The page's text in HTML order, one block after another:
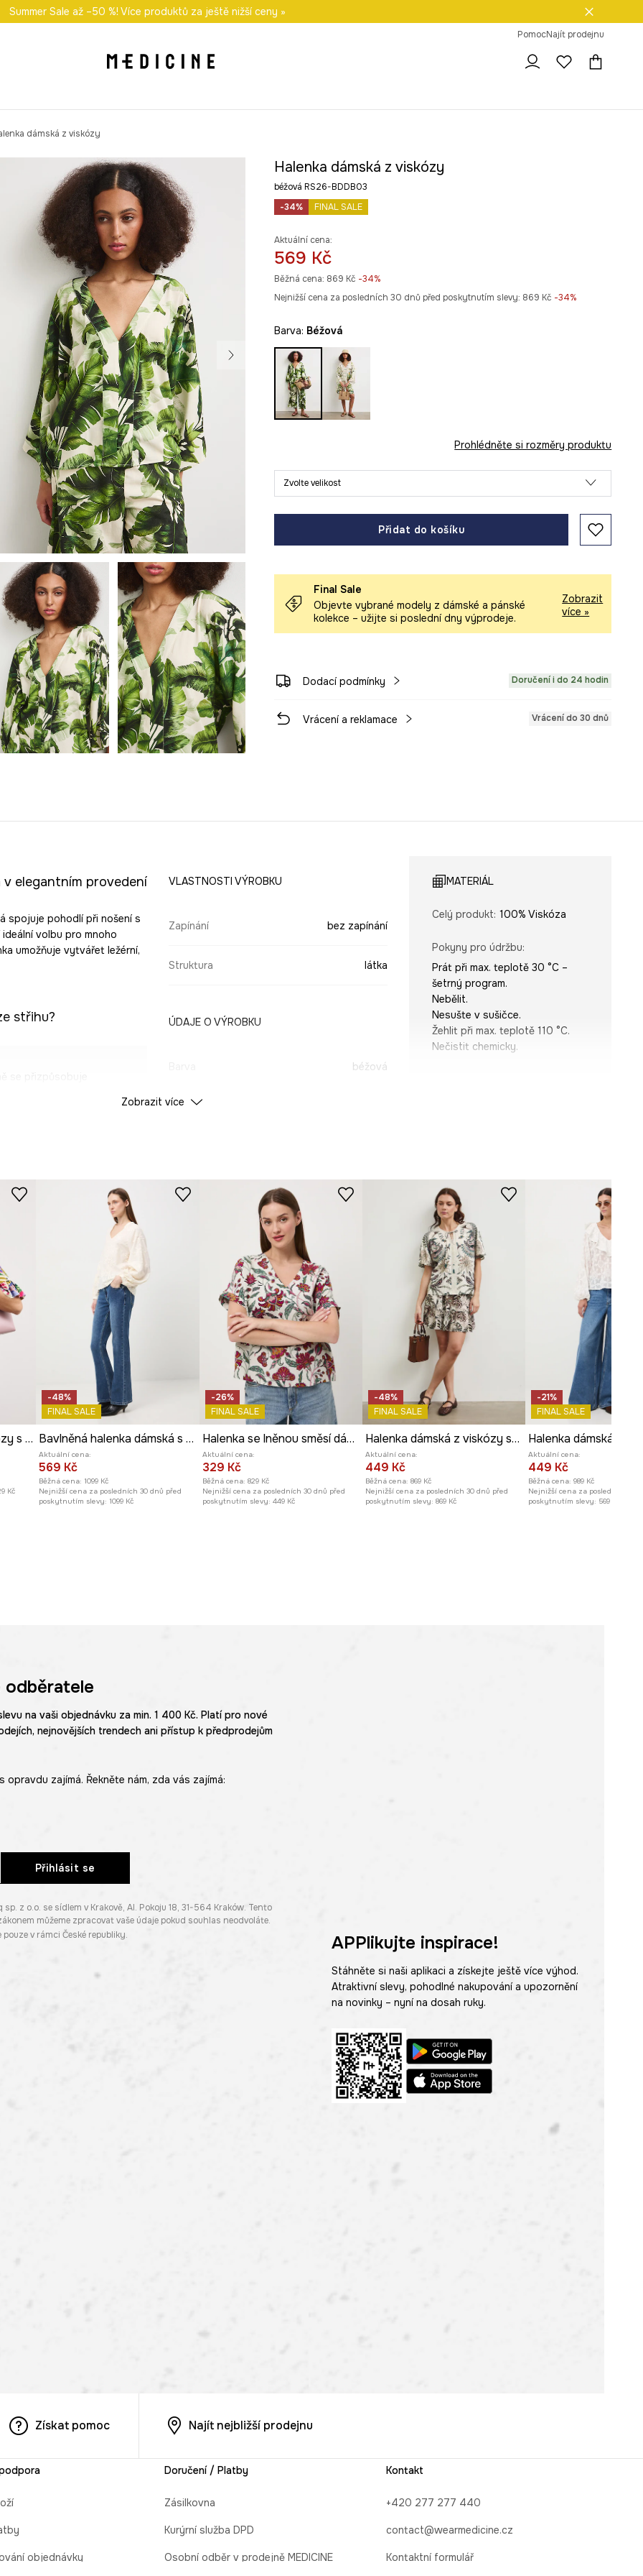
nákupu nad 1 200 Kč Odeslání i do 24 hodin
Summer Sale až –50 %! Více produktů za ještě nižší ceny »
PomocNajít prodejnu
dámská z viskózy
Halenka dámská z viskózy
béžová RS26-BDDB03
-34%
FINAL SALE
Aktuální cena:
569 Kč
Běžná cena: 869 Kč -34%
Nejnižší cena za posledních 30 dnů před poskytnutím slevy: 869 Kč -34%
Barva: béžová
Prohlédněte si rozměry produktu
Zvolte velikost
Přidat do košíku
Final Sale
Objevte vybrané modely z dámské a pánské
kolekce – užijte si poslední dny výprodeje.
Zobrazit
více »
Dodací podmínky Doručení i do 24 hodin
Vrácení a reklamace Vrácení do 30 dnů
v elegantním provedení
spojuje pohodlí při nošení s
volbu pro mnoho
umožňuje vytvářet ležérní,
střihu?
den.
moderní charakter.
vzoru.
a módní
šik
VLASTNOSTI VÝROBKU
Zapínání bez zapínání
Struktura látka
ÚDAJE O VÝROBKU
béžová
ID produktu
MATERIÁL
Celý produkt: 100% Viskóza
Pokyny pro údržbu:
Prát při max. teplotě 30 °C –
šetrný program.
Nebělit.
Nesušte v sušičce.
Žehlit při max. teplotě 110 °C.
Nečistit chemicky.
Střih: Oversize
ROZMĚRY
Míry uvedené pro velikost
Délka: 60 cm
Šířka podpaží
Modelka na fotografii je vysoká
173 cm a má na sebe velikost S
Prohlédněte si rozměry
Zobrazit více
Halenka dámská z viskózy s volánem
Kč
-48%
FINAL SALE
Bavlněná halenka dámská s ozdobnými výšivkami
Aktuální cena:
569 Kč
Běžná cena: 1099 Kč
Nejnižší cena za posledních 30 dnů před
poskytnutím slevy: 1099 Kč
-26%
FINAL SALE
Halenka se lněnou směsí dámská se vzorem
Aktuální cena:
329 Kč
Běžná cena: 829 Kč
Nejnižší cena za posledních 30 dnů před
poskytnutím slevy: 449 Kč
-48%
FINAL SALE
Halenka dámská z viskózy se vzorem
Aktuální cena:
449 Kč
Běžná cena: 869 Kč
Nejnižší cena za posledních 30 dnů před
poskytnutím slevy: 869 Kč
-21%
FINAL SALE
Aktuální cena:
449 Kč
Běžná cena: 989 Kč
Nejnižší cena za posledních 30
poskytnutím slevy: 569 Kč
odběratele
na vaši objednávku za min. 1 400 Kč. Platí pro nové
nejnovějších trendech ani přístup k předprodejům
zajímá. Řekněte nám, zda vás zajímá:
Přihlásit se
z o.o. se sídlem v Krakově, Al. Pokoju 18, 31-564 Kraków. Tento
můžeme zpracovat vaše údaje pokud souhlas neodvoláte.
pouze v rámci České republiky. APPlikujte inspirace!
Stáhněte si naši aplikaci a získejte ještě více výhod.
Atraktivní slevy, pohodlné nakupování a upozornění
na novinky – nyní na dosah ruky.
Získat pomoc Najít nejbližší prodejnu
objednávky
Doručení / Platby
Zásilkovna
Kurýrní služba DPD
Osobní odběr v prodejně MEDICINE
Kontakt
+420 277 277 440
contact@wearmedicine.cz
Kontaktní formulář